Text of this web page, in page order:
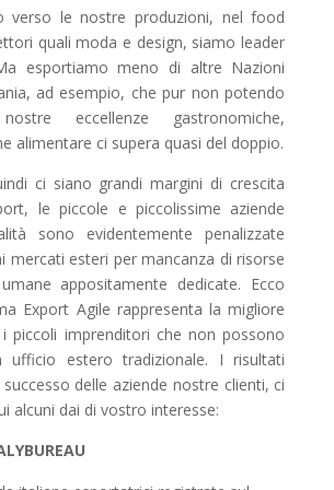
verso le nostre produzioni, nel food
quali moda e design, siamo leader
esportiamo meno di altre Nazioni
ad esempio, che pur non potendo
eccellenze gastronomiche,
alimentare ci supera quasi del doppio.
ci siano grandi margini di crescita
le piccole e piccolissime aziende
sono evidentemente penalizzate
mercati esteri per mancanza di risorse
appositamente dedicate. Ecco
Export Agile rappresenta la migliore
piccoli imprenditori che non possono
ufficio estero tradizionale. I risultati
delle aziende nostre clienti, ci
alcuni dai di vostro interesse: